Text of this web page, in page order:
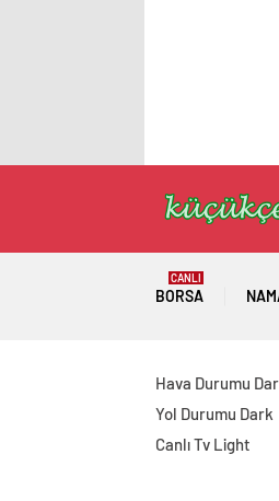
BORSA
CANLI
Hava Durumu
Yol Durumu Dark
Canlı Tv Light